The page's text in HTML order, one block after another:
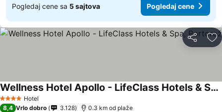
Pogledaj cene sa 5 sajtova Pogledaj cene
Deli
4 ZvezdiceHotel
Wellness Hotel Apollo - LifeClass Hotels & Spa, Portorož
8,4 Vrlo dobro 3.128 0.3 km od plaže